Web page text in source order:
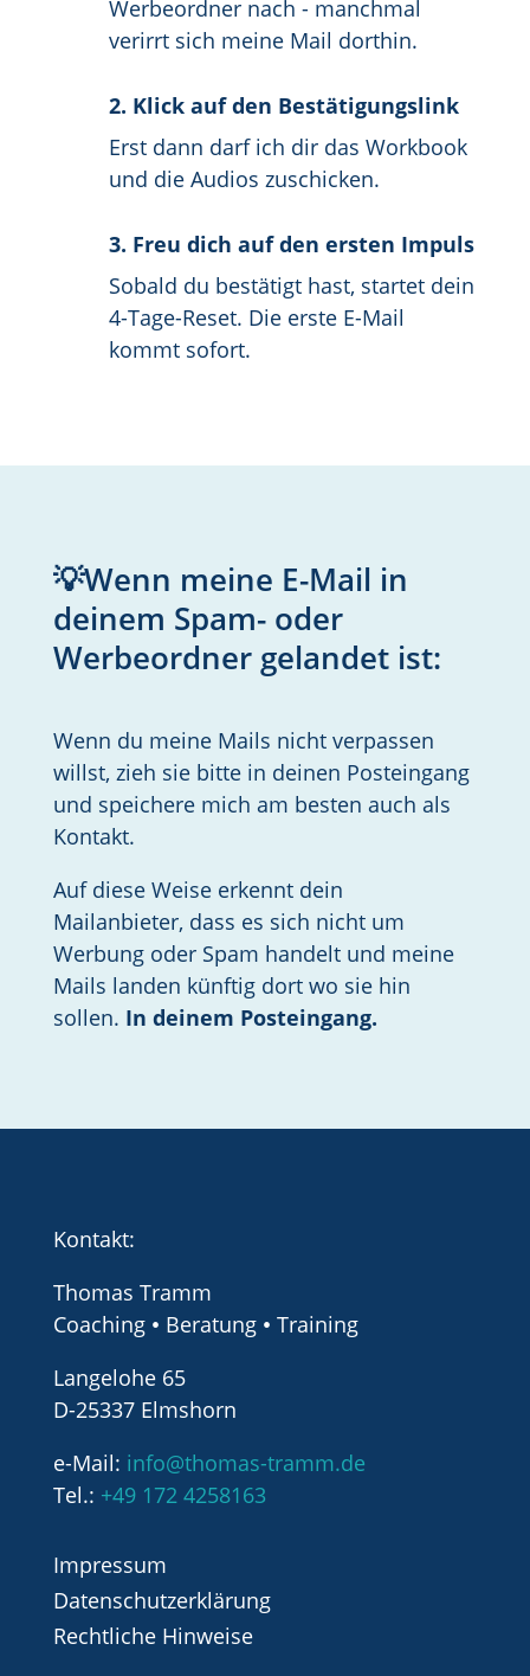
Werbeordner nach - manchmal
verirrt sich meine Mail dorthin.
2. Klick auf den Bestätigungslink
Erst dann darf ich dir das Workbook
und die Audios zuschicken.
3. Freu dich auf den ersten Impuls
Sobald du bestätigt hast, startet dein
4-Tage-Reset. Die erste E-Mail
kommt sofort.
💡Wenn meine E-Mail in
deinem Spam- oder
Werbeordner gelandet ist:
Wenn du meine Mails nicht verpassen
willst, zieh sie bitte in deinen Posteingang
und speichere mich am besten auch als
Kontakt.
Auf diese Weise erkennt dein
Mailanbieter, dass es sich nicht um
Werbung oder Spam handelt und meine
Mails landen künftig dort wo sie hin
sollen. In deinem Posteingang.
Kontakt:
Thomas Tramm
Coaching • Beratung • Training
Langelohe 65
D-25337 Elmshorn
e-Mail: info@thomas-tramm.de
Tel.: +49 172 4258163
Impressum
Datenschutzerklärung
Rechtliche Hinweise